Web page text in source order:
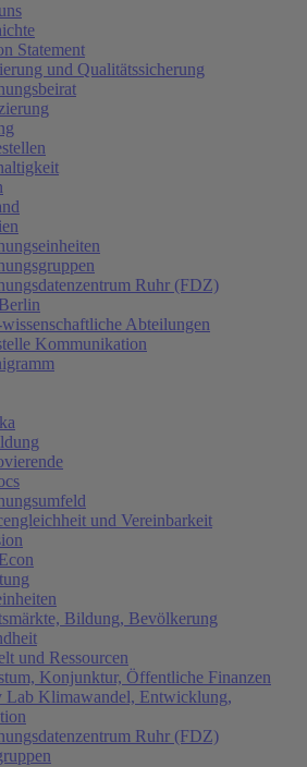
Statement
und Qualitätssicherung
Ruhr (FDZ)
Abteilungen
Kommunikation
und Vereinbarkeit
Bildung, Bevölkerung
und Ressourcen
Konjunktur, Öffentliche Finanzen
Lab Klimawandel, Entwicklung,
Ruhr (FDZ)